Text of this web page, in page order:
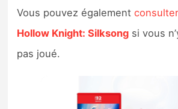
Vous pouvez également
Hollow Knight: Silksong si vous
pas joué.